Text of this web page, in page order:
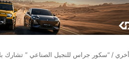
أخري / “سكور جراس للنجيل الصناعي ” تشارك بالمعرض